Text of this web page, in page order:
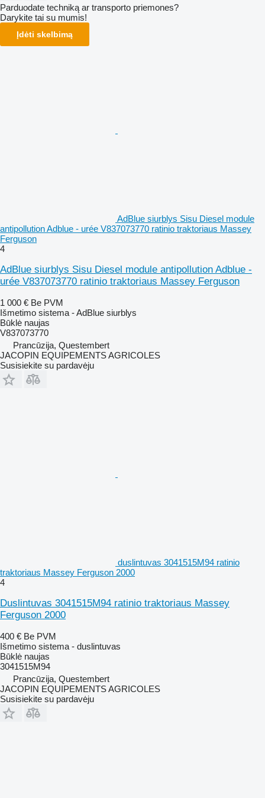
Parduodate techniką ar transporto priemones?
Darykite tai su mumis!
Įdėti skelbimą
AdBlue siurblys Sisu Diesel module
antipollution Adblue - urée V837073770 ratinio traktoriaus Massey
Ferguson
4
AdBlue siurblys Sisu Diesel module antipollution Adblue -
urée V837073770 ratinio traktoriaus Massey Ferguson
1 000 € Be PVM
Išmetimo sistema - AdBlue siurblys
Būklė naujas
V837073770
Prancūzija, Questembert
JACOPIN EQUIPEMENTS AGRICOLES
Susisiekite su pardavėju
duslintuvas 3041515M94 ratinio
traktoriaus Massey Ferguson 2000
4
Duslintuvas 3041515M94 ratinio traktoriaus Massey
Ferguson 2000
400 € Be PVM
Išmetimo sistema - duslintuvas
Būklė naujas
3041515M94
Prancūzija, Questembert
JACOPIN EQUIPEMENTS AGRICOLES
Susisiekite su pardavėju